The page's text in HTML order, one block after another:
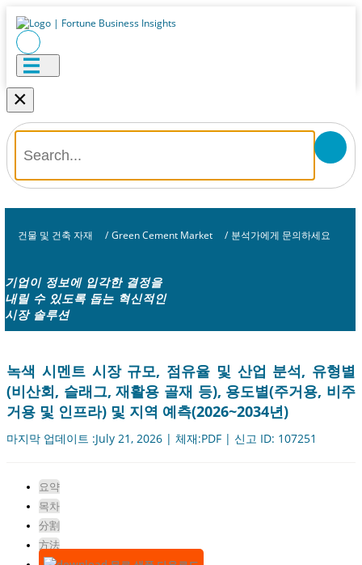
×
건물 및 건축 자재 / Green Cement Market / 분석가에게 문의하세요
기업이 정보에 입각한 결정을
내릴 수 있도록 돕는 혁신적인
시장 솔루션
녹색 시멘트 시장 규모, 점유율 및 산업 분석, 유형별
(비산회, 슬래그, 재활용 골재 등), 용도별(주거용, 비주
거용 및 인프라) 및 지역 예측(2026~2034년)
마지막 업데이트 :July 21, 2026 | 체재:PDF | 신고 ID: 107251
요약
목차
分割
方法